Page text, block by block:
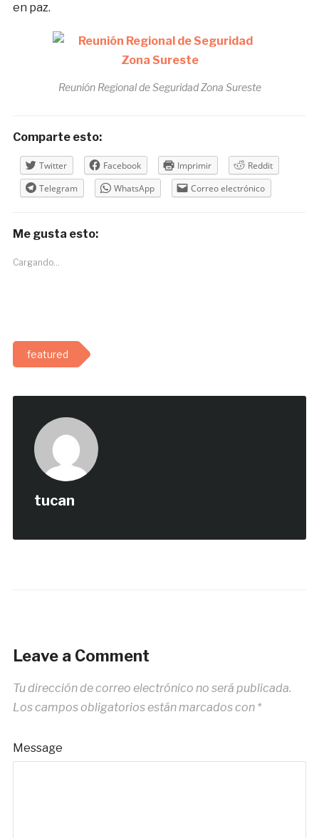
en paz.
Reunión Regional de Seguridad Zona Sureste
Comparte esto:
Twitter Facebook Imprimir
Reddit
Telegram
WhatsApp Correo electrónico
Me gusta esto:
Cargando...
featured
tucan
Leave a Comment
Tu dirección de correo electrónico no será publicada.
Los campos obligatorios están marcados con *
Message